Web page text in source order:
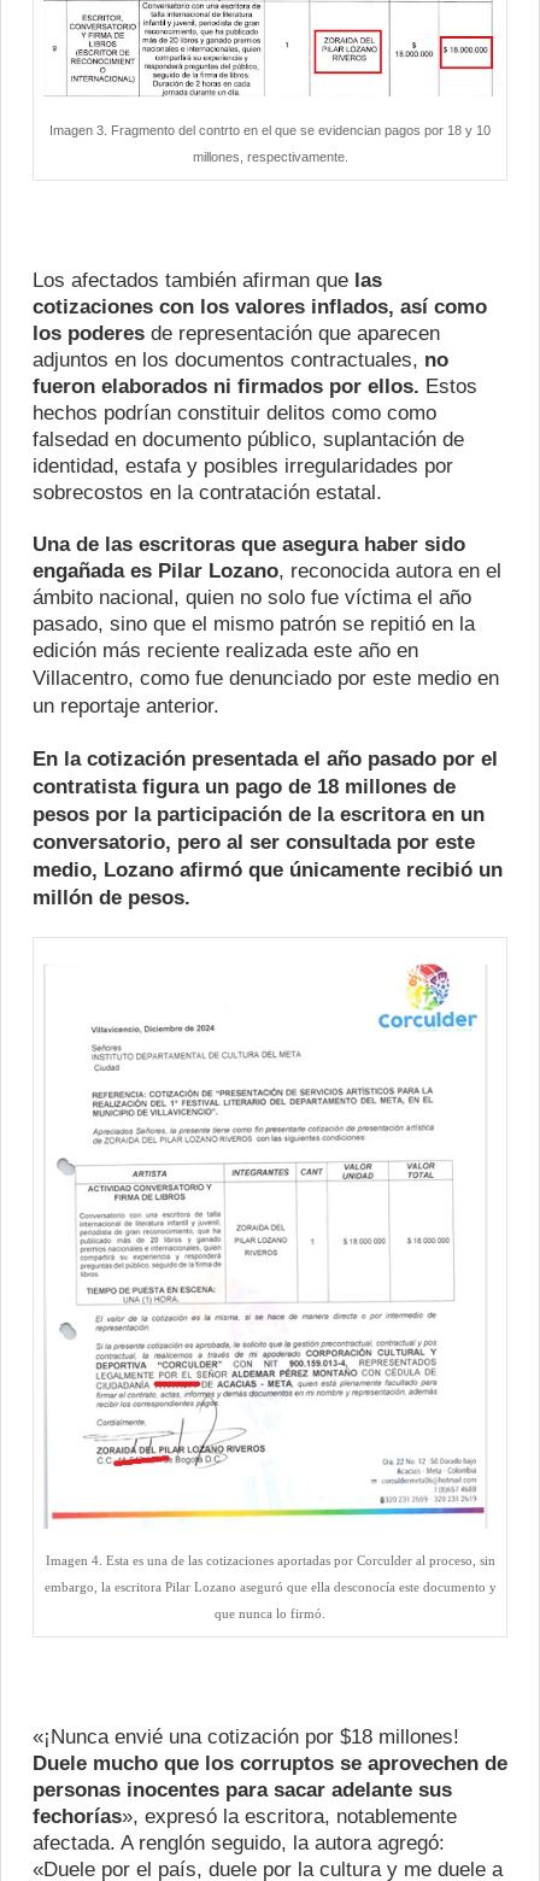
Imagen 3. Fragmento del contrto en el que se evidencian pagos por 18 y 10
millones, respectivamente.
Los afectados también afirman que las
cotizaciones con los valores inflados, así como
los poderes de representación que aparecen
adjuntos en los documentos contractuales, no
fueron elaborados ni firmados por ellos. Estos
hechos podrían constituir delitos como como
falsedad en documento público, suplantación de
identidad, estafa y posibles irregularidades por
sobrecostos en la contratación estatal.
Una de las escritoras que asegura haber sido
engañada es Pilar Lozano, reconocida autora en el
ámbito nacional, quien no solo fue víctima el año
pasado, sino que el mismo patrón se repitió en la
edición más reciente realizada este año en
Villacentro, como fue denunciado por este medio en
un reportaje anterior.
En la cotización presentada el año pasado por el
contratista figura un pago de 18 millones de
pesos por la participación de la escritora en un
conversatorio, pero al ser consultada por este
medio, Lozano afirmó que únicamente recibió un
millón de pesos.
Imagen 4. Esta es una de las cotizaciones aportadas por Corculder al proceso, sin
embargo, la escritora Pilar Lozano aseguró que ella desconocía este documento y
que nunca lo firmó.
«¡Nunca envié una cotización por $18 millones!
Duele mucho que los corruptos se aprovechen de
personas inocentes para sacar adelante sus
fechorías», expresó la escritora, notablemente
afectada. A renglón seguido, la autora agregó:
«Duele por el país, duele por la cultura y me duele a